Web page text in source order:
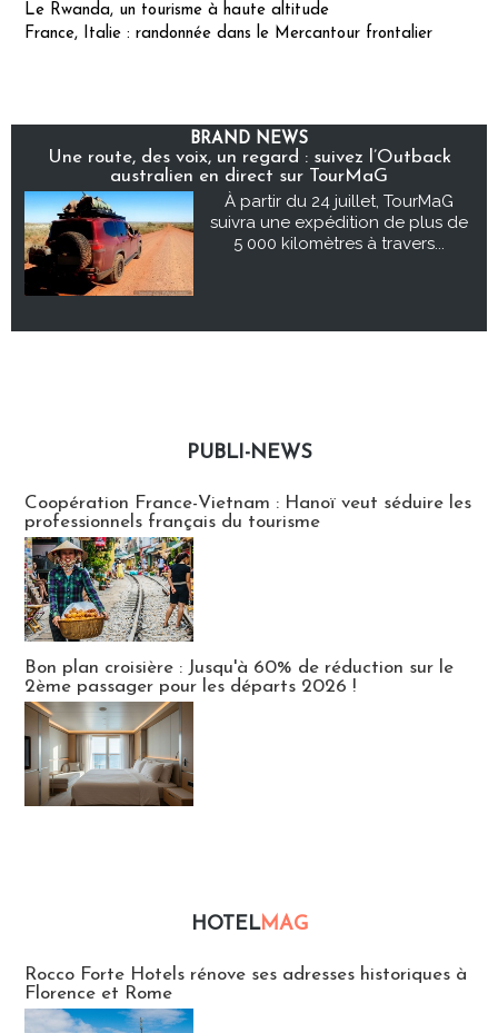
Le Rwanda, un tourisme à haute altitude
France, Italie : randonnée dans le Mercantour frontalier
BRAND NEWS
Une route, des voix, un regard : suivez l’Outback
australien en direct sur TourMaG
À partir du 24 juillet, TourMaG
suivra une expédition de plus de
5 000 kilomètres à travers...
PUBLI-NEWS
Coopération France-Vietnam : Hanoï veut séduire les
professionnels français du tourisme
Bon plan croisière : Jusqu'à 60% de réduction sur le
2ème passager pour les départs 2026 !
HOTELMAG
Rocco Forte Hotels rénove ses adresses historiques à
Florence et Rome